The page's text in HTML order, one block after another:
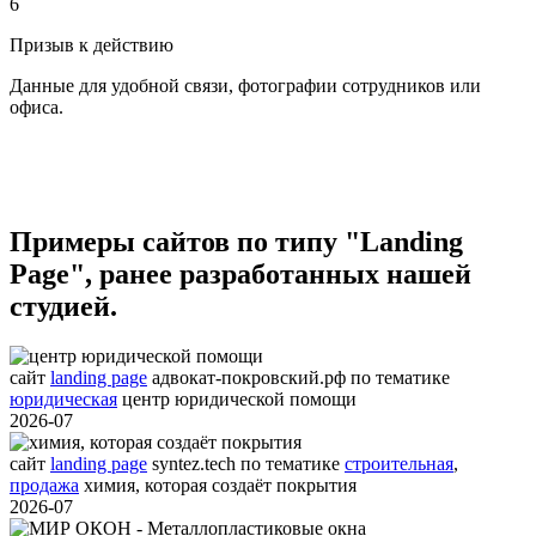
Призыв к действию
Данные для удобной связи, фотографии сотрудников или
офиса.
Примеры сайтов по типу "Landing
Page", ранее разработанных нашей
студией.
сайт landing page адвокат-покровский.рф по тематике
юридическая центр юридической помощи
2026-07
сайт landing page syntez.tech по тематике строительная,
продажа химия, которая создаёт покрытия
2026-07